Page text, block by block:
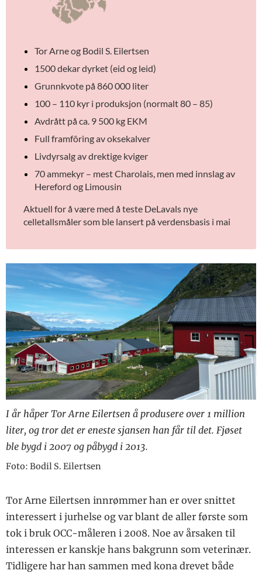
Tor Arne og Bodil S. Eilertsen
1500 dekar dyrket (eid og leid)
Grunnkvote på 860 000 liter
100 – 110 kyr i produksjon (normalt 80 – 85)
Avdrått på ca. 9 500 kg EKM
Full framfôring av oksekalver
Livdyrsalg av drektige kviger
70 ammekyr – mest Charolais, men med innslag av
Hereford og Limousin
Aktuell for å være med å teste DeLavals nye
celletallsmåler som ble lansert på verdensbasis i mai
I år håper Tor Arne Eilertsen å produsere over 1 million
liter, og tror det er eneste sjansen han får til det. Fjøset
ble bygd i 2007 og påbygd i 2013.
Foto: Bodil S. Eilertsen
Tor Arne Eilertsen innrømmer han er over snittet
interessert i jurhelse og var blant de aller første som
tok i bruk OCC-måleren i 2008. Noe av årsaken til
interessen er kanskje hans bakgrunn som veterinær.
Tidligere har han sammen med kona drevet både